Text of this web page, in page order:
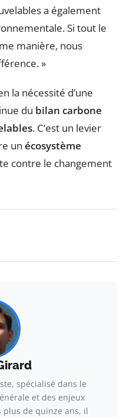
a également
Si tout le
manière, nous
»
la nécessité d’une
du bilan carbone
. C’est un levier
un écosystème
contre le changement
spécialisé dans le
et des enjeux
de quinze ans, il